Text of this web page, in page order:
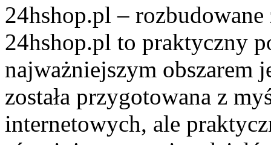
24hshop.pl –
24hshop.pl to praktyczny
najważniejszym obszarem
została przygotowana z
internetowych, ale